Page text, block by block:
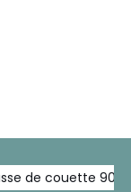
de couette